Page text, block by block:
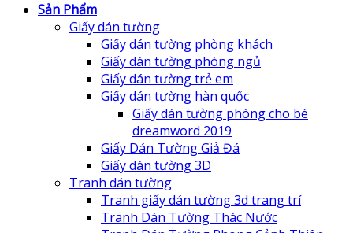
Sản Phẩm
Giấy dán tường
Giấy dán tường phòng khách
Giấy dán tường phòng ngủ
Giấy dán tường trẻ em
Giấy dán tường hàn quốc
Giấy dán tường phòng cho bé
dreamword 2019
Giấy Dán Tường Giả Đá
Giấy dán tường 3D
Tranh dán tường
Tranh giấy dán tường 3d trang trí
Tranh Dán Tường Thác Nước